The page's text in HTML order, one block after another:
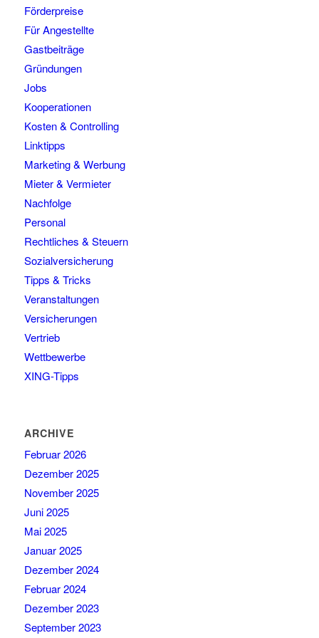
Förderpreise
Für Angestellte
Gastbeiträge
Gründungen
Jobs
Kooperationen
Kosten & Controlling
Linktipps
Marketing & Werbung
Mieter & Vermieter
Nachfolge
Personal
Rechtliches & Steuern
Sozialversicherung
Tipps & Tricks
Veranstaltungen
Versicherungen
Vertrieb
Wettbewerbe
XING-Tipps
ARCHIVE
Februar 2026
Dezember 2025
November 2025
Juni 2025
Mai 2025
Januar 2025
Dezember 2024
Februar 2024
Dezember 2023
September 2023